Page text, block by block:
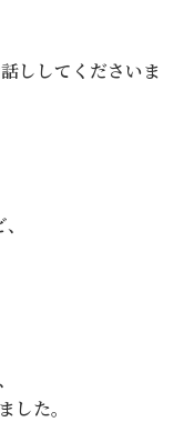
ししてくださいま
た。